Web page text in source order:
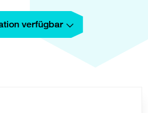
verfügbar